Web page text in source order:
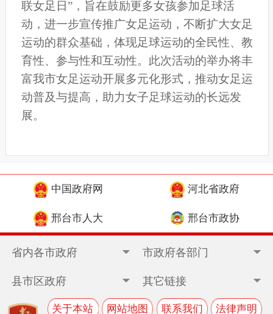
联女足日”，旨在鼓励更多女孩参加足球活
动，进一步宣传推广女足运动，不断扩大女足
运动的群众基础，体现足球运动的全民性、教
育性、参与性和互动性。此次活动的举办将丰
富我市女足运动开展多元化形式，推动女足运
动普及与提高，助力女子足球运动的长远发
展。
中国政府网 河北省政府
邢台市人大 邢台市政协
省内各市政府 市政府各部门
县市区政府 其它链接
关于本站 网站地图 联系我们 法律声明